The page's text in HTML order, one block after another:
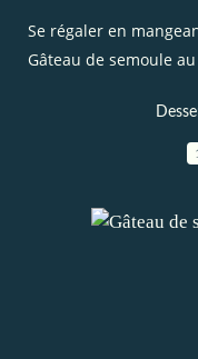
Se régaler en
Gâteau de semoule